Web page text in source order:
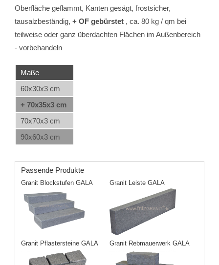
Oberfläche geflammt, Kanten gesägt, frostsicher,
tausalzbeständig, + OF gebürstet , ca. 80 kg / qm bei
teilweise oder ganz überdachten Flächen im Außenbereich
- vorbehandeln
Maße
60x30x3 cm
+ 70x35x3 cm
70x70x3 cm
90x60x3 cm
Passende Produkte
Granit Blockstufen GALA Granit Leiste GALA
Granit Pflastersteine GALA Granit Rebmauerwerk GALA